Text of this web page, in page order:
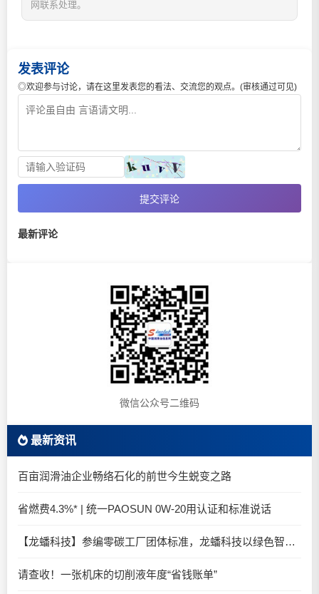
网联系处理。
发表评论
◎欢迎参与讨论，请在这里发表您的看法、交流您的观点。(审核通过可见)
提交评论
最新评论
微信公众号二维码
最新资讯
百亩润滑油企业畅络石化的前世今生蜕变之路
省燃费4.3%* | 统一PAOSUN 0W-20用认证和标准说话
【龙蟠科技】参编零碳工厂团体标准，龙蟠科技以绿色智造锚定零碳未来
请查收！一张机床的切削液年度“省钱账单”